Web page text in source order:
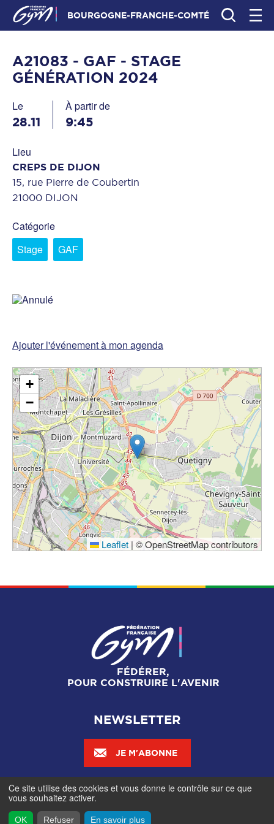
BOURGOGNE-FRANCHE-COMTÉ
A21083 - GAF - STAGE
GÉNÉRATION 2024
Le
28.11
À partir de
9:45
Lieu
CREPS DE DIJON
15, rue Pierre de Coubertin
21000 DIJON
Catégorie
Stage
GAF
Ajouter l'événement à mon agenda
Rechercher un club
+
−
Leaflet | © OpenStreetMap contributors
FÉDÉRER,
POUR CONSTRUIRE L'AVENIR
NEWSLETTER
JE M'ABONNE
Mentions légales-Gestionnaire de cookies
contributeurs- © Fédération Française de Gymnastique -
2026
Ce site utilise des cookies et vous donne le contrôle sur ce que
vous souhaitez activer.
OK Refuser En savoir plus